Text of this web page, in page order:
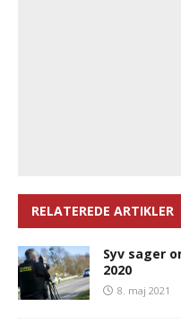
RELATEREDE ARTIKLER
Syv sager
2020
8. maj 2021